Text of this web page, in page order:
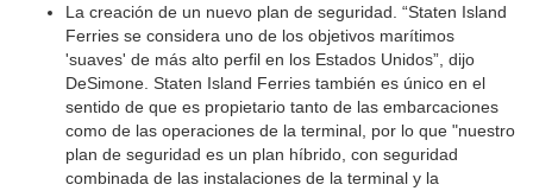
La creación de un nuevo plan de seguridad. “Staten Island
Ferries se considera uno de los objetivos marítimos
'suaves' de más alto perfil en los Estados Unidos”, dijo
DeSimone. Staten Island Ferries también es único en el
sentido de que es propietario tanto de las embarcaciones
como de las operaciones de la terminal, por lo que "nuestro
plan de seguridad es un plan híbrido, con seguridad
combinada de las instalaciones de la terminal y la